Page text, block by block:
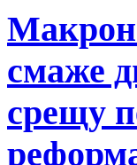
Макрон
смаже
срещу